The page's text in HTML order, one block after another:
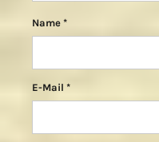
Name *
E-Mail *